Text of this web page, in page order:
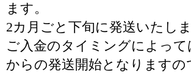
ます。
2カ月ごと下旬に発送いたしま
ご入金のタイミングによって
からの発送開始となりますの